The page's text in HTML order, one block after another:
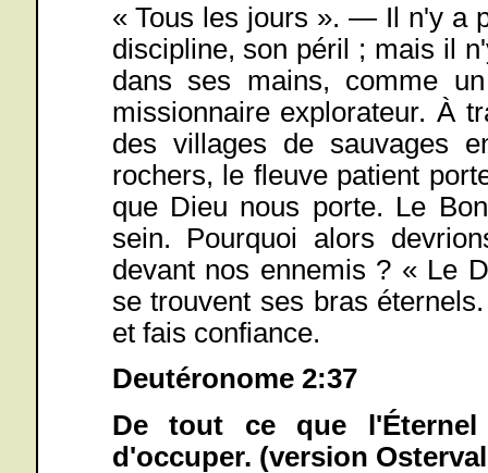
« Tous les jours ». — Il n'y a
discipline, son péril ; mais il
dans ses mains, comme
missionnaire explorateur. À
des villages de sauvages
rochers, le fleuve patient
que Dieu nous porte. Le
sein. Pourquoi alors
devant nos ennemis ? « Le
se trouvent ses bras
et fais confiance.
Deutéronome 2:37
De tout ce que
d'occuper. (version